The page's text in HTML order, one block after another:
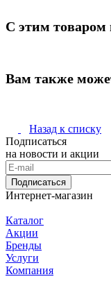
С этим товаром
Вам также
Назад к списку
Подписаться
на новости и акции
Подписаться
Интернет-магазин
Каталог
Акции
Бренды
Услуги
Компания